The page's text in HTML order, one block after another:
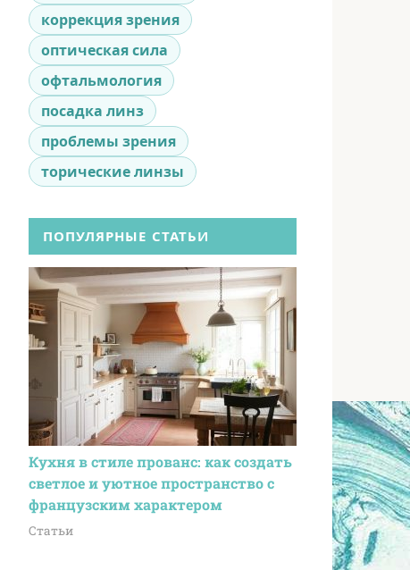
коррекция зрения
оптическая сила
офтальмология
посадка линз
проблемы зрения
торические линзы
ПОПУЛЯРНЫЕ СТАТЬИ
Кухня в стиле прованс: как создать
светлое и уютное пространство с
французским характером
Статьи